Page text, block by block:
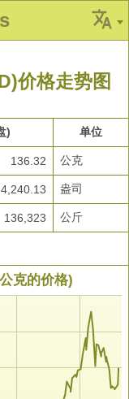
价格走势图
) 单位
136.32 公克
4,240.13 盎司
136,323 公斤
克的价格)